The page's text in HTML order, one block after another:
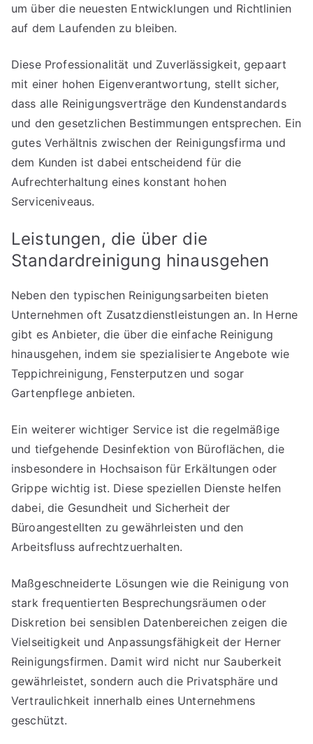
um über die neuesten Entwicklungen und Richtlinien
auf dem Laufenden zu bleiben.
Diese Professionalität und Zuverlässigkeit, gepaart
mit einer hohen Eigenverantwortung, stellt sicher,
dass alle Reinigungsverträge den Kundenstandards
und den gesetzlichen Bestimmungen entsprechen. Ein
gutes Verhältnis zwischen der Reinigungsfirma und
dem Kunden ist dabei entscheidend für die
Aufrechterhaltung eines konstant hohen
Serviceniveaus.
Leistungen, die über die
Standardreinigung hinausgehen
Neben den typischen Reinigungsarbeiten bieten
Unternehmen oft Zusatzdienstleistungen an. In Herne
gibt es Anbieter, die über die einfache Reinigung
hinausgehen, indem sie spezialisierte Angebote wie
Teppichreinigung, Fensterputzen und sogar
Gartenpflege anbieten.
Ein weiterer wichtiger Service ist die regelmäßige
und tiefgehende Desinfektion von Büroflächen, die
insbesondere in Hochsaison für Erkältungen oder
Grippe wichtig ist. Diese speziellen Dienste helfen
dabei, die Gesundheit und Sicherheit der
Büroangestellten zu gewährleisten und den
Arbeitsfluss aufrechtzuerhalten.
Maßgeschneiderte Lösungen wie die Reinigung von
stark frequentierten Besprechungsräumen oder
Diskretion bei sensiblen Datenbereichen zeigen die
Vielseitigkeit und Anpassungsfähigkeit der Herner
Reinigungsfirmen. Damit wird nicht nur Sauberkeit
gewährleistet, sondern auch die Privatsphäre und
Vertraulichkeit innerhalb eines Unternehmens
geschützt.